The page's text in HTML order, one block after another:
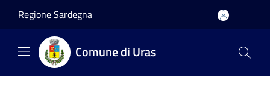
Regione Sardegna
Comune di Uras